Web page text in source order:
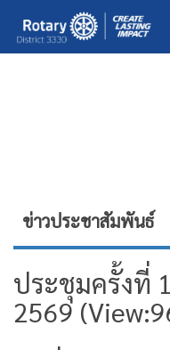
ข่าวประชาสัมพันธ์
ประชุมครั้งที่
2569